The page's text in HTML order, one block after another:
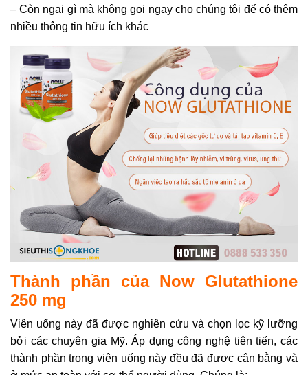
– Còn ngại gì mà không gọi ngay cho chúng tôi để có thêm
nhiều thông tin hữu ích khác
Thành phần của Now Glutathione
250 mg
Viên uống này đã được nghiên cứu và chọn lọc kỹ lưỡng
bởi các chuyên gia Mỹ. Áp dụng công nghệ tiên tiến, các
thành phần trong viên uống này đều đã được cân bằng và